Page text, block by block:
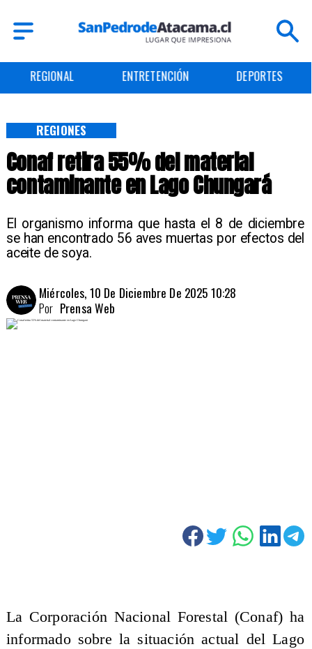
REGIONAL ENTRETENCIÓN DEPORTES
Conaf retira 55% del material
contaminante en Lago Chungará
El organismo informa que hasta el 8 de diciembre
se han encontrado 56 aves muertas por efectos del
aceite de soya.
REGIONES
Miércoles, 10 De Diciembre De 2025 10:28
Prensa Web
Por
La Corporación Nacional Forestal (Conaf) ha
informado sobre la situación actual del Lago